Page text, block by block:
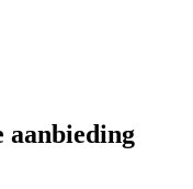
aanbieding